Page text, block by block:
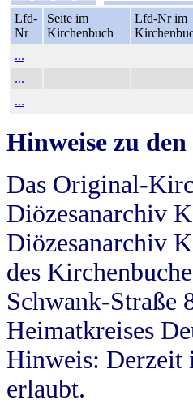
Lfd-
Nr
Seite im
Kirchenbuch
Lfd-Nr im
...
...
...
Hinweise zu
Das Original-
Diözesanarchiv
Diözesanarchiv
des
Schwank-Straße
Heimatkreises
Hinweis: Derzeit
erlaubt.